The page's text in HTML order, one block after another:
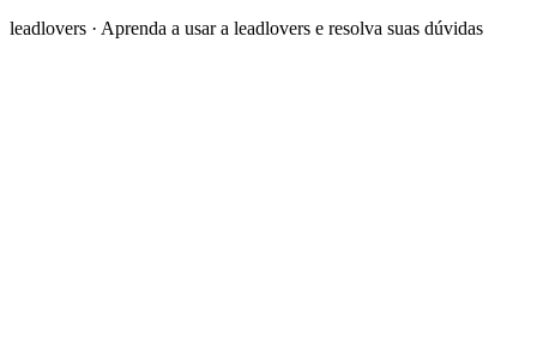
leadlovers · Aprenda a usar a leadlovers e resolva suas dúvidas